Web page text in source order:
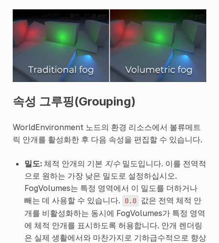
속성 그루핑(Grouping)
WorldEnvironment 노드의 환경 리소스에서 볼류메트
릭 안개를 활성화한 후 다음 속성을 편집할 수 있습니다.
밀도:체적 안개의 기본 지수밀도입니다. 이를 전역적
으로 원하는 가장 낮은 밀도로 설정하십시오.
FogVolumes는 특정 영역에서 이 밀도를 더하거나
빼는 데 사용할 수 있습니다.
0.0 값은 전역 체적 안
개를 비활성화하는 동시에 FogVolumes가 특정 영역
에 체적 안개를 표시하도록 허용합니다. 안개 렌더링
은 실제 생활에서와 마찬가지로 기하급수적으로 향상